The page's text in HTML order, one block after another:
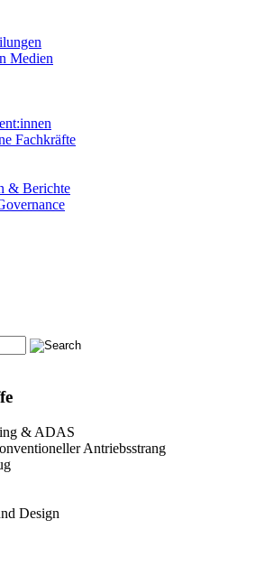
Medien
Fachkräfte
& Berichte
& ADAS
Antriebsstrang
Design